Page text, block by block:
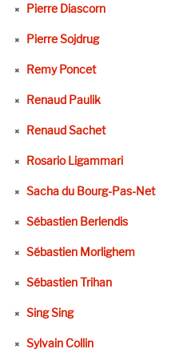
Pierre Diascorn
Pierre Sojdrug
Remy Poncet
Renaud Paulik
Renaud Sachet
Rosario Ligammari
Sacha du Bourg-Pas-Net
Sébastien Berlendis
Sébastien Morlighem
Sébastien Trihan
Sing Sing
Sylvain Collin